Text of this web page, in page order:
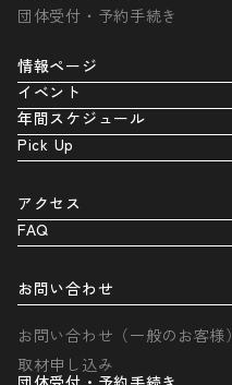
団体受付・予約手続き
情報ページ
イベント
年間スケジュール
Pick Up
アクセス
FAQ
お問い合わせ
お問い合わせ（一般のお客様）
取材申し込み